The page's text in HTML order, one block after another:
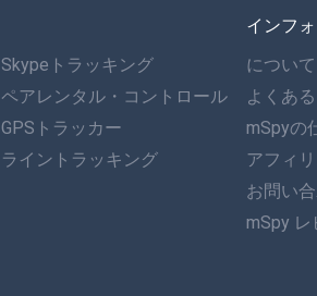
Skypeトラッキング
ペアレンタル・コントロール
GPSトラッカー
ライントラッキング
インフ
について
よくあ
mSpyの
アフィ
お問い
mSpy レ